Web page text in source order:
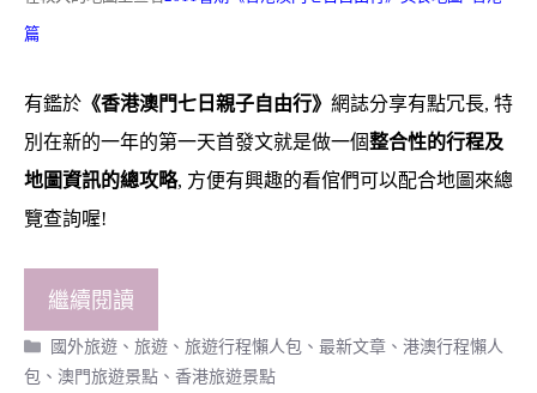
篇
有鑑於 《香港澳門七日親子自由行》 網誌分享有點冗長, 特
別在新的一年的第一天首發文就是做一個整合性的行程及
地圖資訊的總攻略, 方便有興趣的看倌們可以配合地圖來總
覽查詢喔!
繼續閱讀
分
類
國外旅遊 、旅遊 、旅遊行程懶人包 、最新文章 、港澳行程懶人
包 、 澳門旅遊景點 、 香港旅遊景點